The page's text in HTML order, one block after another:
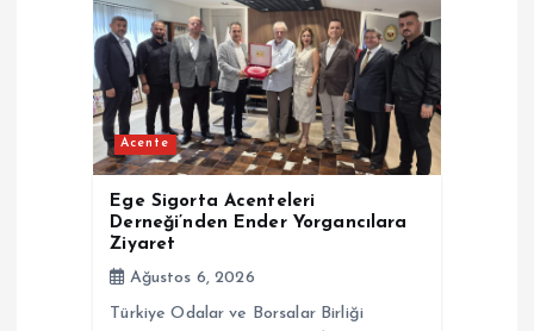
Acente
Ege Sigorta Acenteleri
Derneği’nden Ender Yorgancılara
Ziyaret
Ağustos 6, 2026
Türkiye Odalar ve Borsalar Birliği